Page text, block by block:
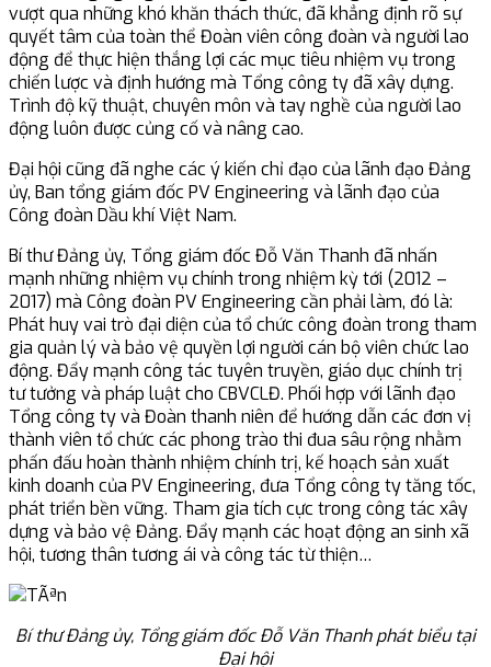
vượt qua những khó khăn thách thức, đã khẳng định rõ sự
quyết tâm của toàn thể Đoàn viên công đoàn và người lao
động để thực hiện thắng lợi các mục tiêu nhiệm vụ trong
chiến lược và định hướng mà Tổng công ty đã xây dựng.
Trình độ kỹ thuật, chuyên môn và tay nghề của người lao
động luôn được củng cố và nâng cao.
Đại hội cũng đã nghe các ý kiến chỉ đạo của lãnh đạo Đảng
ủy, Ban tổng giám đốc PV Engineering và lãnh đạo của
Công đoàn Dầu khí Việt Nam.
Bí thư Đảng ủy, Tổng giám đốc Đỗ Văn Thanh đã nhấn
mạnh những nhiệm vụ chính trong nhiệm kỳ tới (2012 –
2017) mà Công đoàn PV Engineering cần phải làm, đó là:
Phát huy vai trò đại diện của tổ chức công đoàn trong tham
gia quản lý và bảo vệ quyền lợi người cán bộ viên chức lao
động. Đẩy mạnh công tác tuyên truyền, giáo dục chính trị
tư tưởng và pháp luật cho CBVCLĐ. Phối hợp với lãnh đạo
Tổng công ty và Đoàn thanh niên để hướng dẫn các đơn vị
thành viên tổ chức các phong trào thi đua sâu rộng nhằm
phấn đấu hoàn thành nhiệm chính trị, kế hoạch sản xuất
kinh doanh của PV Engineering, đưa Tổng công ty tăng tốc,
phát triển bền vững. Tham gia tích cực trong công tác xây
dựng và bảo vệ Đảng. Đẩy mạnh các hoạt động an sinh xã
hội, tương thân tương ái và công tác từ thiện…
Bí thư Đảng ủy, Tổng giám đốc Đỗ Văn Thanh phát biểu tại
Đại hội